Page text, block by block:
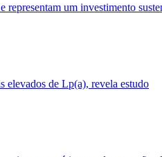
um investimento
elevados de Lp(a), revela estudo